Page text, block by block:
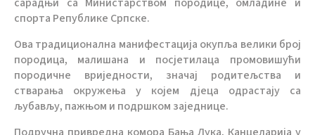
сарадњи са Министарством породице, омладине и
спорта Републике Српске.
Ова традиционална манифестација окупља велики број
породица, малишана и посјетилаца промовишући
породичне вриједности, значај родитељства и
стварања окружења у којем дјеца одрастају са
љубављу, пажњом и подршком заједнице.